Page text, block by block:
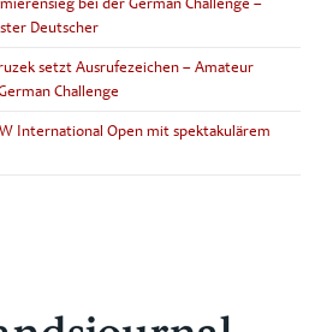
Deutscher
setzt Ausrufezeichen – Amateur
Challenge
International Open mit spektakulärem